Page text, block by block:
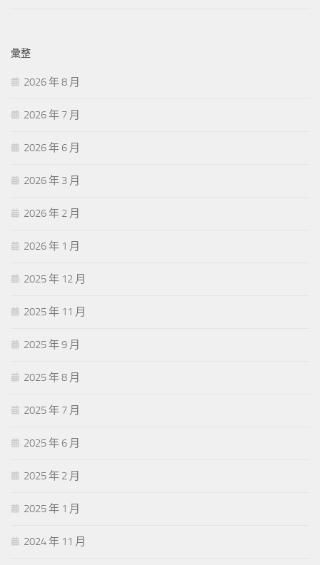
彙整
2026 年 8 月
2026 年 7 月
2026 年 6 月
2026 年 3 月
2026 年 2 月
2026 年 1 月
2025 年 12 月
2025 年 11 月
2025 年 9 月
2025 年 8 月
2025 年 7 月
2025 年 6 月
2025 年 2 月
2025 年 1 月
2024 年 11 月